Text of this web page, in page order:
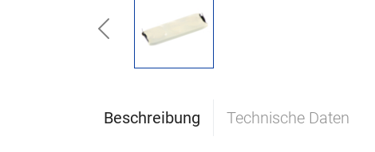
Previous
Beschreibung Technische Daten